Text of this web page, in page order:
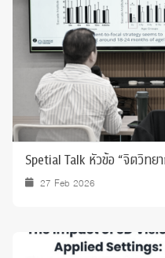
Spetial Talk หัวข้อ “จิตวิท
27 Feb 2026